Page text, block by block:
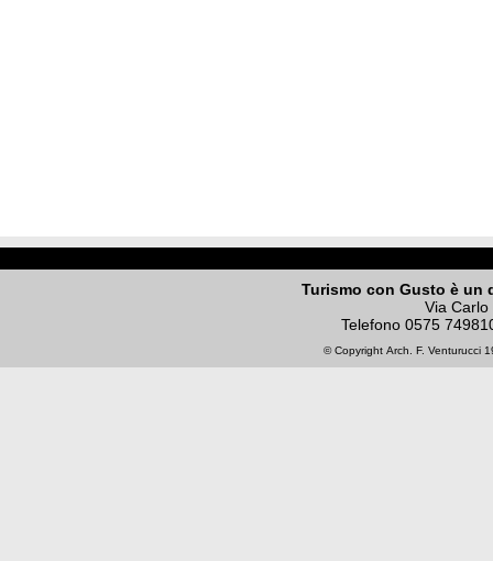
Turismo con Gusto è un
Via
Telefono 0575
© Copyright Arch. F. Venturucci